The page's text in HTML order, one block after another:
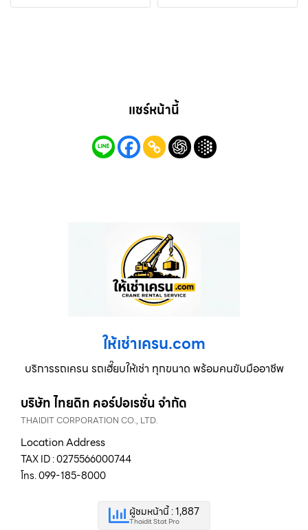
แชร์หน้านี้
ให้เช่าเครน.com
บริการรถเครน รถเฮี๊ยบให้เช่า ทุกขนาด พร้อมคนขับมืออาชีพ
บริษัท ไทยดิท คอร์ปอเรชั่น จำกัด
THAIDIT CORPORATION CO., LTD.
Location Address
TAX ID : 0275566000744
โทร. 099-185-8000
ผู้ชมหน้านี้ : 1,887
Thaidit Stat Pro